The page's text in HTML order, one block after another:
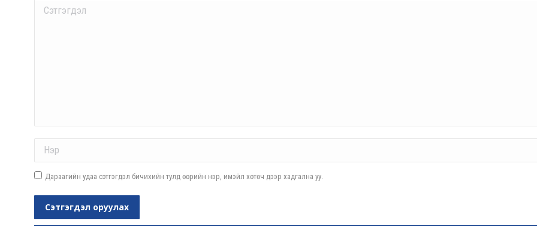
Comment
Дараагийн удаа сэтгэгдэл бичихийн тулд өөрийн нэр, имэйл хөтөч дээр хадгална уу.
Сэтгэгдэл оруулах